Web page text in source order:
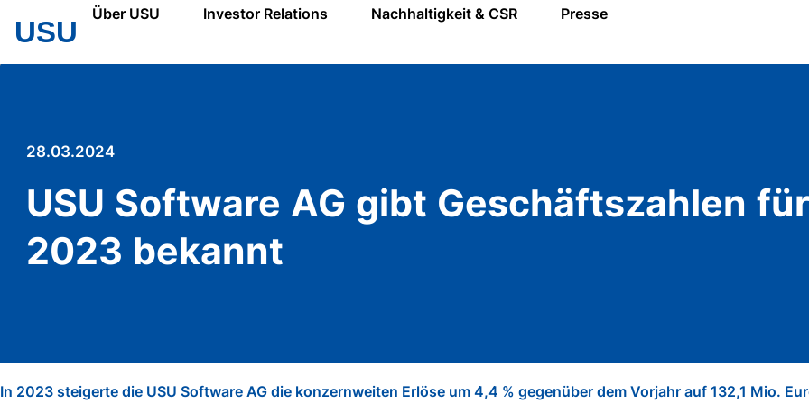
USU
Über USU Investor Relations Nachhaltigkeit & CSR Presse
USU
28.03.2024
USU Software AG gibt Geschäftszahlen für
2023 bekannt
In 2023 steigerte die USU Software AG die konzernweiten Erlöse um 4,4 % gegenüber dem Vorjahr auf 132,1 Mio.